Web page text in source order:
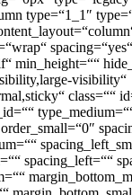
type=“1_1″
min_height=““
visibility“
class=““
spacing_left=““